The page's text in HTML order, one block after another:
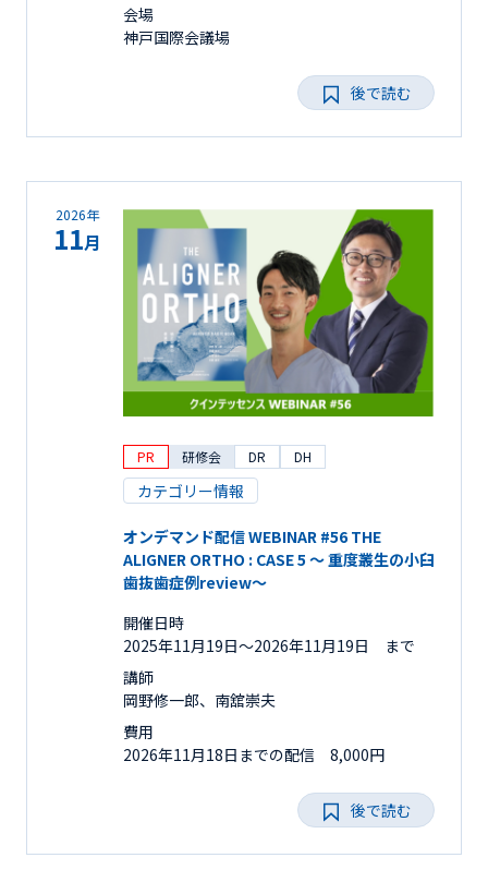
会場
神戸国際会議場
後で読む
2026年
11月
PR 研修会 DR DH
カテゴリー情報
オンデマンド配信 WEBINAR #56 THE
ALIGNER ORTHO : CASE 5 ～ 重度叢生の小臼
歯抜歯症例review～
開催日時
2025年11月19日〜2026年11月19日 まで
講師
岡野修一郎、南舘崇夫
費用
2026年11月18日までの配信 8,000円
後で読む